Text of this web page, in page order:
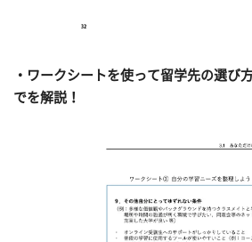
・ワークシートを使って留学先の選び
でを解説！